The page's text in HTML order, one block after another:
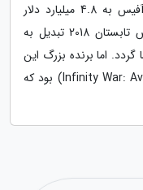
فروش فیلم های تابستان 2018 در باکس آفیس به 4.8 میلیارد دلار
رسید. این رقم باعث می گردد باکس آفیس تابستان 2018 تبدیل به
اما برنده بزرگ این
جریان انتقام جویان: جنگ ابدیت (Infinity War: Avengers) بود که